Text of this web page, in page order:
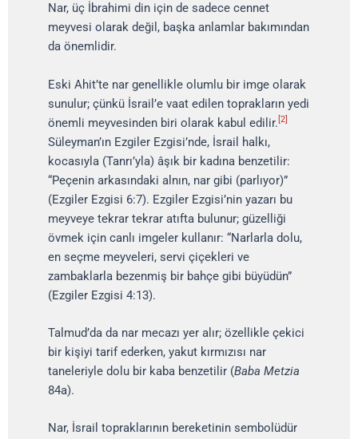
Nar, üç İbrahimi din için de sadece cennet
meyvesi olarak değil, başka anlamlar bakımından
da önemlidir.
Eski Ahit’te nar genellikle olumlu bir imge olarak
sunulur; çünkü İsrail’e vaat edilen toprakların yedi
önemli meyvesinden biri olarak kabul edilir. [2]
Süleyman’ın Ezgiler Ezgisi’nde, İsrail halkı,
kocasıyla (Tanrı’yla) âşık bir kadına benzetilir:
“Peçenin arkasındaki alnın, nar gibi (parlıyor)”
(Ezgiler Ezgisi 6:7). Ezgiler Ezgisi’nin yazarı bu
meyveye tekrar tekrar atıfta bulunur; güzelliği
övmek için canlı imgeler kullanır: “Narlarla dolu,
en seçme meyveleri, servi çiçekleri ve
zambaklarla bezenmiş bir bahçe gibi büyüdün”
(Ezgiler Ezgisi 4:13).
Talmud’da da nar mecazı yer alır; özellikle çekici
bir kişiyi tarif ederken, yakut kırmızısı nar
taneleriyle dolu bir kaba benzetilir (Baba Metzia
84a).
Nar, İsrail topraklarının bereketinin sembolüdür